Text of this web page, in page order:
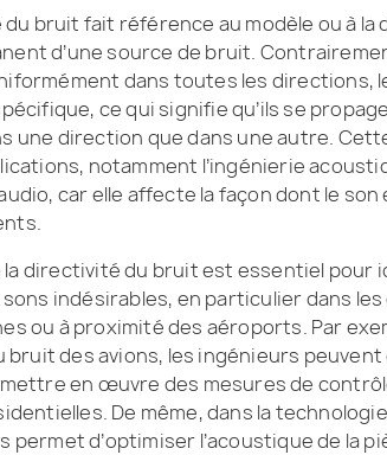
bruit fait référence au modèle ou à la
d’une source de bruit.
dans toutes les directions,
ce qui signifie qu’ils se
une direction que dans une autre.
notamment l’ingénierie
car elle affecte la façon dont le
directivité du bruit est essentiel pour
indésirables, en particulier dans
ou à proximité des aéroports. Par
des avions, les ingénieurs
en œuvre des mesures de
De même, dans la
permet d’optimiser l’acoustique de la